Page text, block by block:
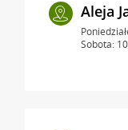
Aleja
Sobota: